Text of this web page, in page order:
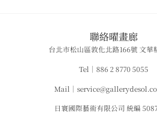
​聯絡曜畫廊
台北市松山區敦化北路166號 文華
Tel｜886 2 8770 5055
Mail｜
日寰國際藝術有限公司 統編